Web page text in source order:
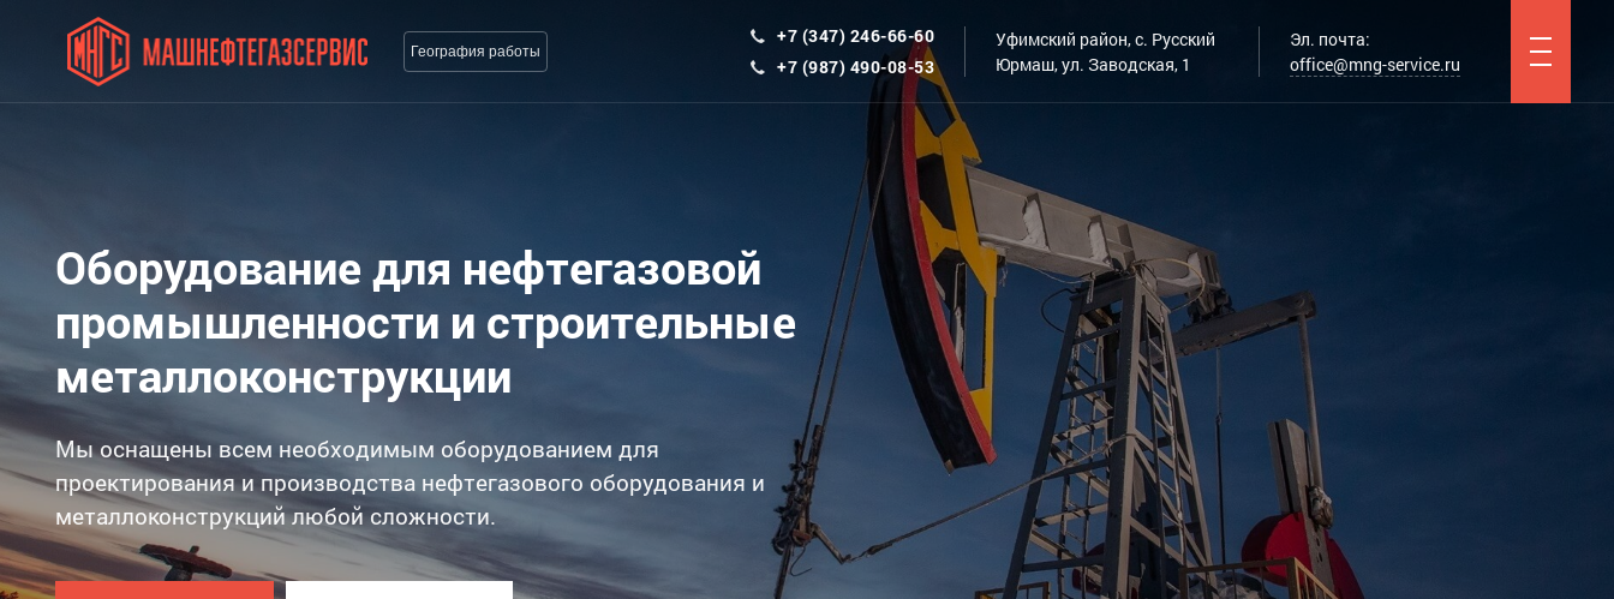
География работы
+7 (347) 246-66-60
+7 (987) 490-08-53
Уфимский район, с. Русский
Юрмаш, ул. Заводская, 1
Эл. почта:
office@mng-service.ru
Оборудование для нефтегазовой
промышленности и строительные
металлоконструкции
Мы оснащены всем необходимым оборудованием для
проектирования и производства нефтегазового оборудования и
металлоконструкций любой сложности.